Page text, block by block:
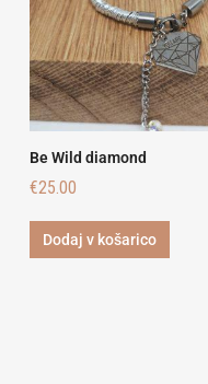
Be Wild diamond
€25.00
Dodaj v košarico